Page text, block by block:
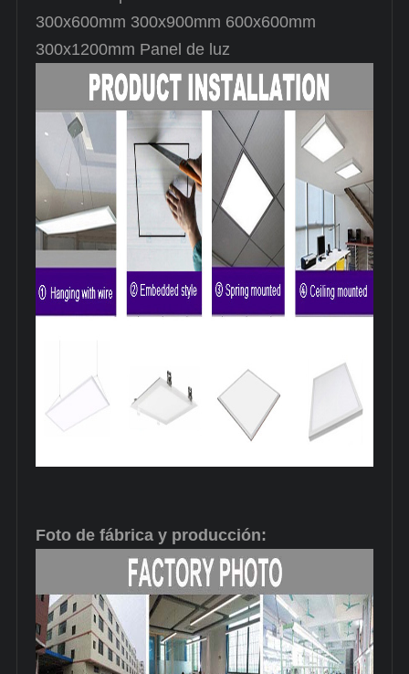
300x600mm 300x900mm 600x600mm
300x1200mm Panel de luz
Foto de fábrica y producción: